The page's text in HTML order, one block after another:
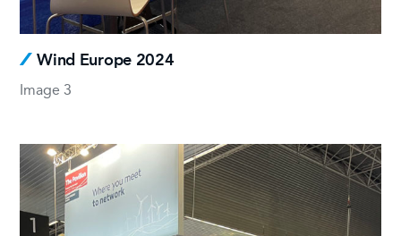
Wind Europe 2024
Image 3